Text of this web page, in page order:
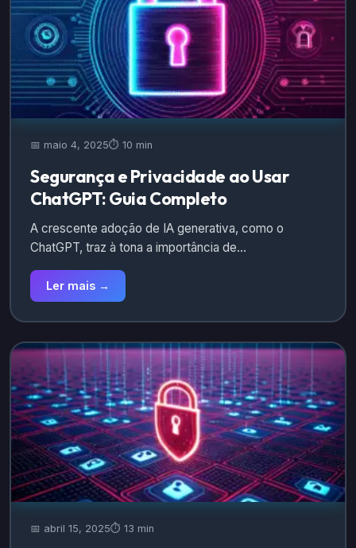
📅 maio 4, 2025⏱️ 10 min
Segurança e Privacidade ao Usar
ChatGPT: Guia Completo
A crescente adoção de IA generativa, como o
ChatGPT, traz à tona a importância de…
Ler mais →
📅 abril 15, 2025⏱️ 13 min